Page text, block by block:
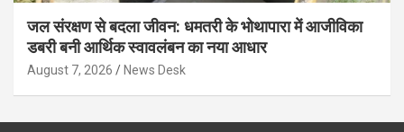
जल संरक्षण से बदला जीवन: धमतरी के भोथापारा में आजीविका
डबरी बनी आर्थिक स्वावलंबन का नया आधार
August 7, 2026 News Desk